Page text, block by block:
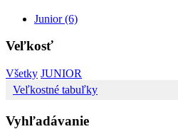
Junior (6)
Veľkosť
Všetky JUNIOR
Veľkostné tabuľky
Vyhľadávanie